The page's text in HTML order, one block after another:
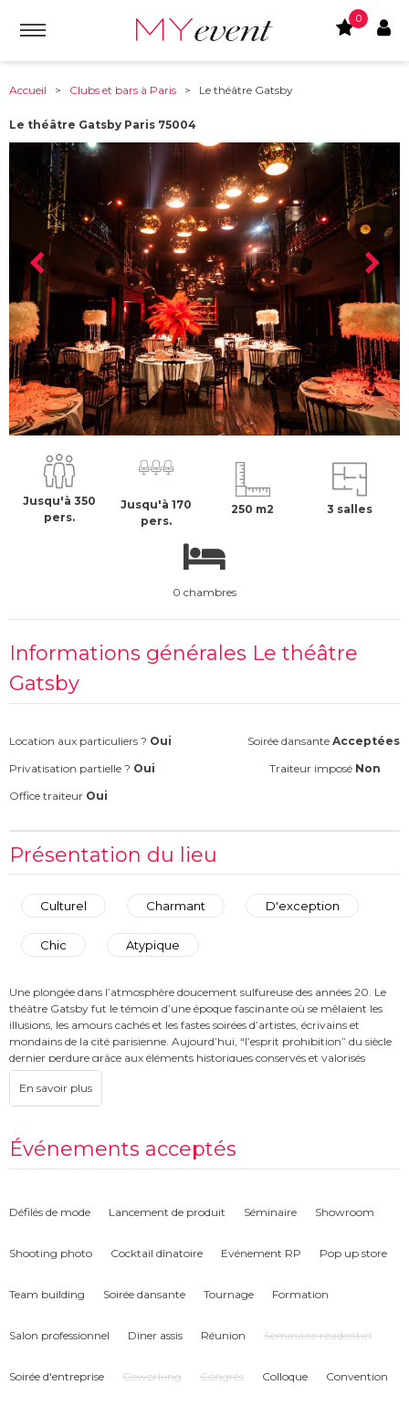
0
Accueil > Clubs et bars à Paris > Le théâtre Gatsby
Le théâtre Gatsby Paris 75004
75004-Paris À partir de :
3000 €H.T
Jusqu'à 350
pers.
Jusqu'à 170
pers.
250 m2 3 salles
0 chambres
Informations générales Le théâtre
Gatsby
Location aux particuliers ? Oui Soirée dansante Acceptées
Privatisation partielle ? Oui Traiteur imposé Non
Office traiteur Oui
Présentation du lieu
Culturel Charmant D'exception
Chic Atypique
Une plongée dans l’atmosphère doucement sulfureuse des années 20. Le
théâtre Gatsby fut le témoin d’une époque fascinante où se mêlaient les
illusions, les amours cachés et les fastes soirées d’artistes, écrivains et
mondains de la cité parisienne. Aujourd’hui, “l’esprit prohibition” du siècle
dernier perdure grâce aux éléments historiques conservés et valorisés
chaque soir par la magie de la mise en scène. L’entrée en fer forgé, le
parquet, les céramiques, le mobilier de velours et la scène de music-hall
sont à votre disposition pour théâtraliser votre événement.
Surface : 250 m2
Cocktail : 300 personnes
Repas assis : 120 personnes
Soirée dansante : 350 personnes
Événements acceptés
Défilés de mode Lancement de produit Séminaire Showroom
Shooting photo Cocktail dînatoire Evénement RP Pop up store
Team building Soirée dansante Tournage Formation
Salon professionnel Diner assis Réunion Séminaire résidentiel
Soirée d'entreprise Coworking Congrés Colloque Convention